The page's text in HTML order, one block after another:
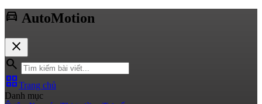
directions_car AutoMotion
close
search
grid_viewTrang chủ
Danh mục